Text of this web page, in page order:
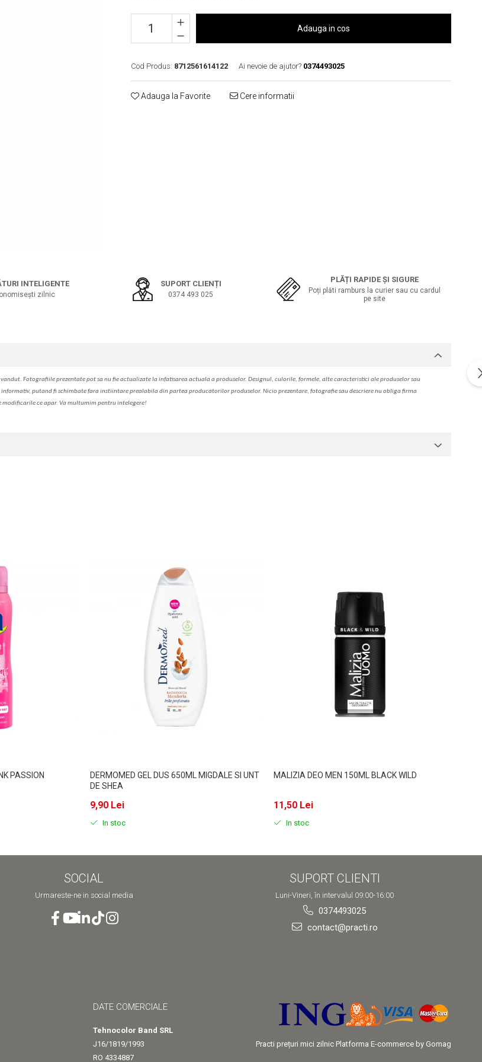
Adauga in cos
Cod Produs: 8712561614122 Ai nevoie de ajutor? 0374493025
Adauga la Favorite Cere informatii
INTELIGENTE
zilnic
SUPORT CLIENȚI
0374 493 025
PLĂȚI RAPIDE ȘI SIGURE
Poți plăti ramburs la curier sau cu cardul
pe site
andut. Fotografiile prezentate pot sa nu fie actualizate la infatisarea actuala a produselor. Designul, culorile, formele, alte caracteristici ale produselor sau
informativ, putand fi schimbate fara instiintare prealabila din partea producatorilor produselor. Nicio prezentare, fotografie sau descriere nu obliga firma
modificarile ce apar. Va multumim pentru intelegere!
PASSION
DERMOMED GEL DUS 650ML MIGDALE SI UNT
DE SHEA
9,90 Lei
In stoc
MALIZIA DEO MEN 150ML BLACK WILD
11,50 Lei
In stoc
SOCIAL
Urmareste-ne in social media
SUPORT CLIENTI
Luni-Vineri, în intervalul 09:00-16:00
0374493025
contact@practi.ro
DATE COMERCIALE
Tehnocolor Band SRL
J16/1819/1993
RO 4334887
Practi prețuri mici zilnic Platforma E-commerce by Gomag